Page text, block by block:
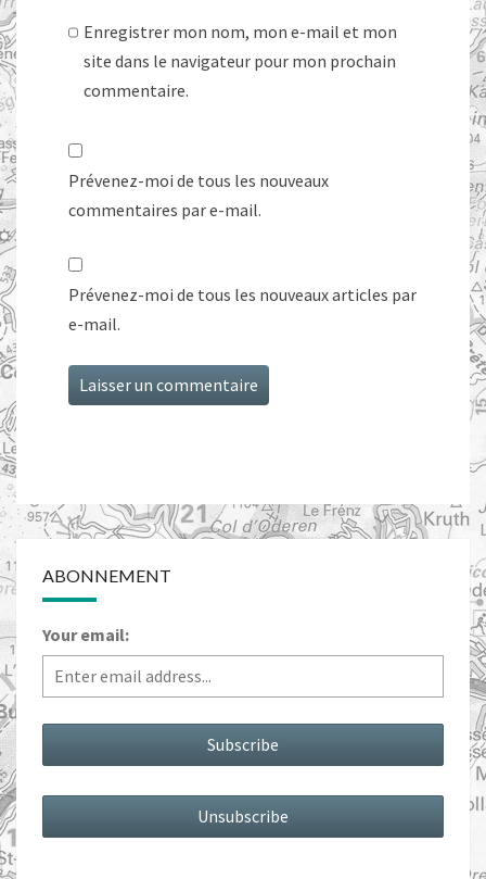
Enregistrer mon nom, mon e-mail et mon
site dans le navigateur pour mon prochain
commentaire.
Prévenez-moi de tous les nouveaux
commentaires par e-mail.
Prévenez-moi de tous les nouveaux articles par
e-mail.
ABONNEMENT
Your email: